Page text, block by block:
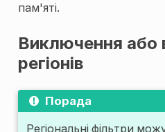
пам'яті.
Виключення або
регіонів
Порада
Регіональні фільтри